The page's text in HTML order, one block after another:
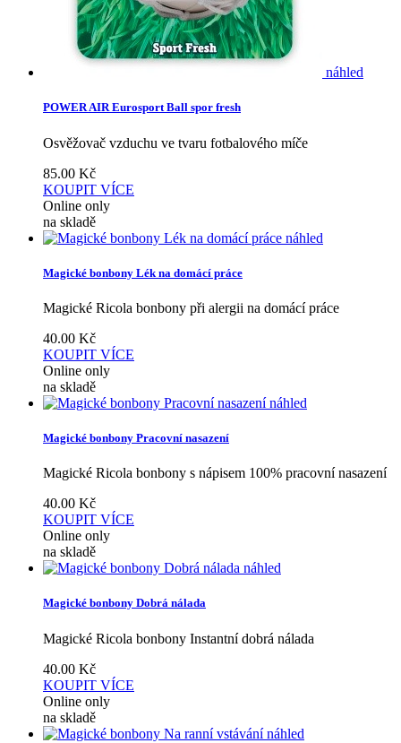
náhled
POWER AIR Eurosport Ball spor fresh
Osvěžovač vzduchu ve tvaru fotbalového míče
85.00 Kč
KOUPIT VÍCE
Online only
na skladě
náhled
Magické bonbony Lék na domácí práce
Magické Ricola bonbony při alergii na domácí práce
40.00 Kč
KOUPIT VÍCE
Online only
na skladě
náhled
Magické bonbony Pracovní nasazení
Magické Ricola bonbony s nápisem 100% pracovní nasazení
40.00 Kč
KOUPIT VÍCE
Online only
na skladě
náhled
Magické bonbony Dobrá nálada
Magické Ricola bonbony Instantní dobrá nálada
40.00 Kč
KOUPIT VÍCE
Online only
na skladě
náhled